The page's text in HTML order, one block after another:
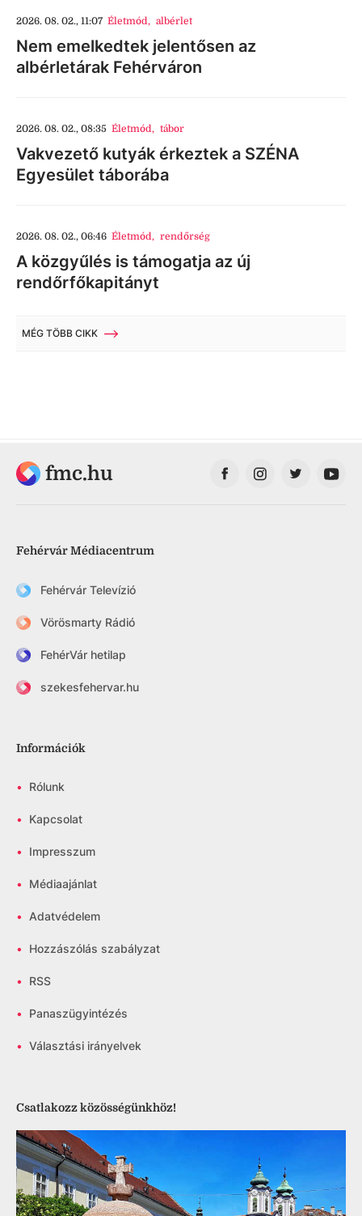
2026. 08. 02., 11:07 Életmód, albérlet
Nem emelkedtek jelentősen az
albérletárak Fehérváron
2026. 08. 02., 08:35 Életmód, tábor
Vakvezető kutyák érkeztek a SZÉNA
Egyesület táborába
2026. 08. 02., 06:46 Életmód, rendőrség
A közgyűlés is támogatja az új
rendőrfőkapitányt
MÉG TÖBB CIKK
fmc.hu
Fehérvár Médiacentrum
Fehérvár Televízió
Vörösmarty Rádió
FehérVár hetilap
szekesfehervar.hu
Információk
• Rólunk
• Kapcsolat
• Impresszum
• Médiaajánlat
• Adatvédelem
• Hozzászólás szabályzat
• RSS
• Panaszügyintézés
• Választási irányelvek
Csatlakozz közösségünkhöz!